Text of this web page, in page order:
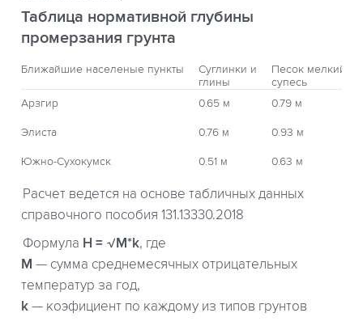
Таблица нормативной глубины
промерзания грунта
Ближайшие населеные пункты
Суглинки и
глины
Песок мелкий,
супесь
Арзгир
0.65 м 0.79 м
Элиста 0.76 м 0.93 м
Южно-Сухокумск 0.51 м 0.63 м
Расчет ведется на основе табличных данных
справочного пособия 131.13330.2018
Формула H = √M*k, где
М — сумма среднемесячных отрицательных
температур за год,
k — коэфициент по каждому из типов грунтов